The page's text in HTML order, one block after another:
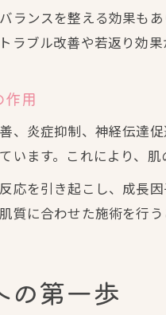
働く女
ランスを整える効果も
ラブル改善や若返り効果
用
、炎症抑制、神経伝達
います。これにより、
応を引き起こし、成長
質に合わせた施術を行
の第一歩